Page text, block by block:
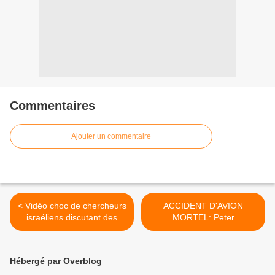
Commentaires
Ajouter un commentaire
< Vidéo choc de chercheurs
israéliens discutant des
effets secondaires du
conséquences « médico-
ACCIDENT D'AVION
MORTEL: Peter
Griesemann et sa famille =
Hébergé par Overblog